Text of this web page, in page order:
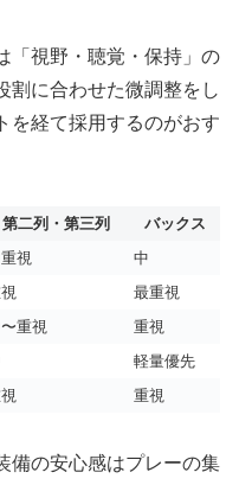
「視野・聴覚・保持」の
割に合わせた微調整をし
を経て採用するのがおす
第二列・第三列
バックス
視
中
最重視
重視
重視
軽量優先
重視
備の安心感はプレーの集